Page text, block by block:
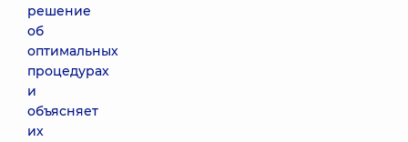
решение
об
оптимальных
процедурах
и
объясняет
их